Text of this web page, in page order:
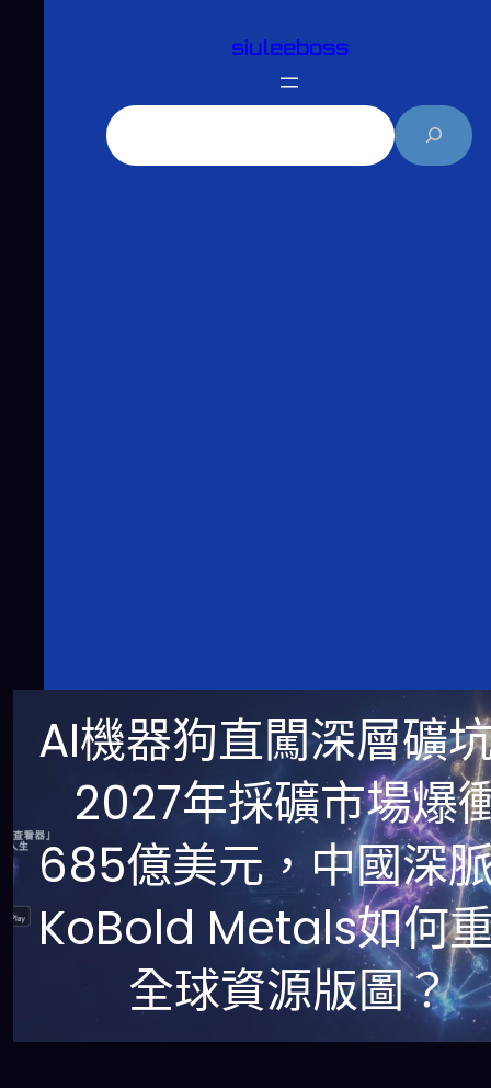
siuleeboss
AI機器狗直闖深層礦
2027年採礦市場爆
685億美元，中國深
KoBold Metals如何
全球資源版圖？